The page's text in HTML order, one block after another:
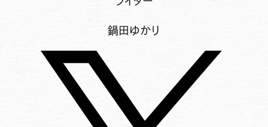
鍋田ゆかり